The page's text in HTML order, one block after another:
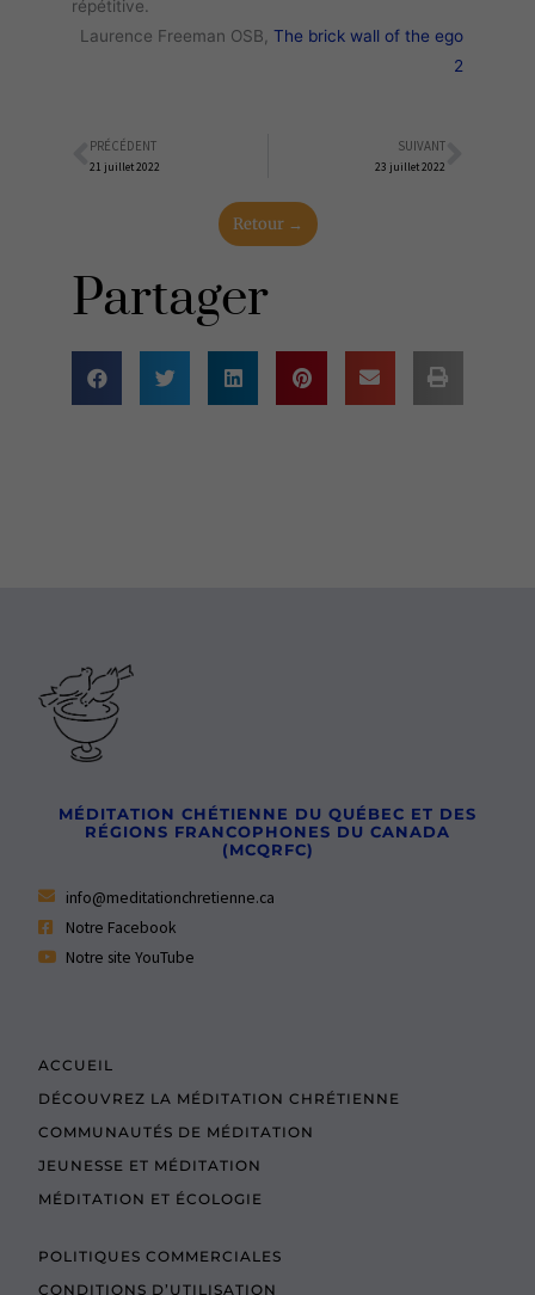
répétitive.
Laurence Freeman OSB, The brick wall of the ego
2
Précédent
PRÉCÉDENT
21 juillet 2022
SUIVANT
23 juillet 2022
Retour →
Partager
MÉDITATION CHÉTIENNE DU QUÉBEC ET DES
RÉGIONS FRANCOPHONES DU CANADA
(MCQRFC)
info@meditationchretienne.ca
Notre Facebook
Notre site YouTube
ACCUEIL
DÉCOUVREZ LA MÉDITATION CHRÉTIENNE
COMMUNAUTÉS DE MÉDITATION
JEUNESSE ET MÉDITATION
MÉDITATION ET ÉCOLOGIE
POLITIQUES COMMERCIALES
CONDITIONS D’UTILISATION